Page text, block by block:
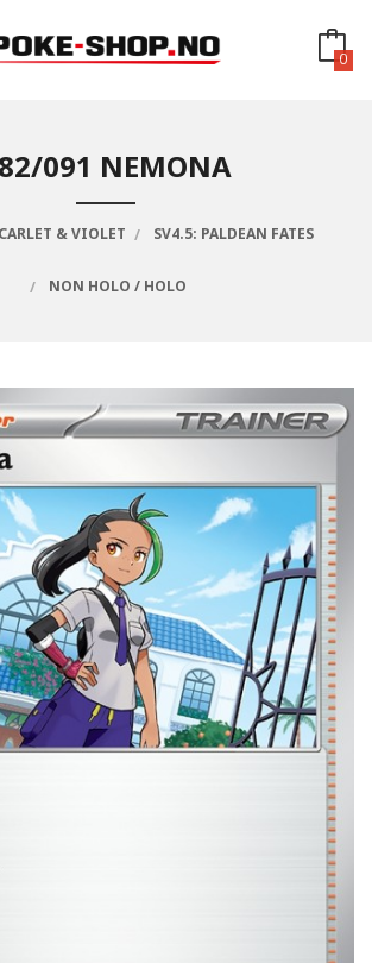
0
091 NEMONA
& VIOLET SV4.5: PALDEAN FATES
NON HOLO / HOLO